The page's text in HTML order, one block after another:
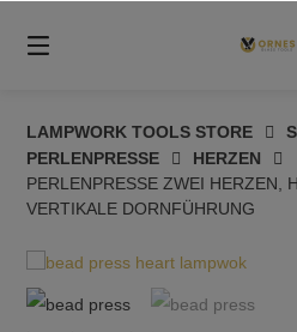
zum
Inhalt
LAMPWORK TOOLS STORE
PERLENPRESSE
HERZEN
PERLENPRESSE ZWEI HERZEN,
VERTIKALE DORNFÜHRUNG